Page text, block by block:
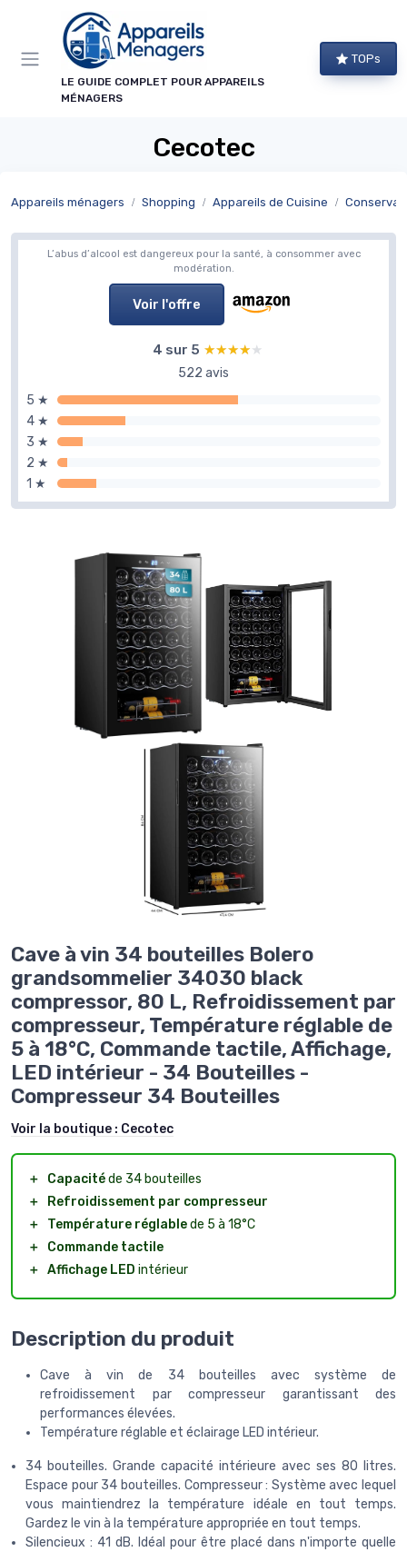
LE GUIDE COMPLET POUR APPAREILS
MÉNAGERS
TOPs
Cecotec
Appareils ménagers Shopping Appareils de Cuisine
L’abus d’alcool est dangereux pour la santé, à consommer avec
modération.
Voir l'offre
4 sur 5 ★★★★★
★★★★★
522 avis
5 ★
4 ★
3 ★
2 ★
1 ★
Cave à vin 34 bouteilles Bolero
grandsommelier 34030 black
compressor, 80 L, Refroidissement par
compresseur, Température réglable de
5 à 18°C, Commande tactile, Affichage,
LED intérieur - 34 Bouteilles -
Compresseur 34 Bouteilles
Voir la boutique : Cecotec
＋ Capacitéde 34 bouteilles
＋
Refroidissement par compresseur
＋
Température réglablede 5 à 18°C
＋
Commande tactile
＋ Affichage LED intérieur
Description du produit
Cave à vin de 34 bouteilles avec système de
refroidissement par compresseur garantissant des
performances élevées.
Température réglable et éclairage LED intérieur.
34 bouteilles. Grande capacité intérieure avec ses 80 litres.
Espace pour 34 bouteilles. Compresseur : Système avec lequel
vous maintiendrez la température idéale en tout temps.
Gardez le vin à la température appropriée en tout temps.
Silencieux : 41 dB. Idéal pour être placé dans n'importe quelle
Panneau de gestion des cookies